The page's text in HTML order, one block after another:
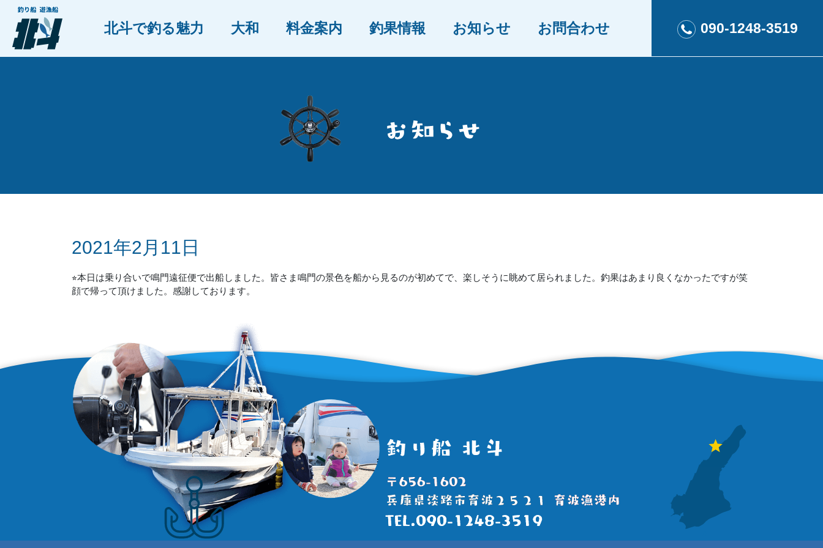
北斗で釣る魅力 大和 料金案内 釣果情報 お知らせ お問合わせ 090-1248-3519
2021年2月11日
⭐︎本日は乗り合いで鳴門遠征便で出船しました。皆さま鳴門の景色を船から見るのが初めてで、楽しそうに眺めて居られました。釣果はあまり良くなかったですが笑
顔で帰って頂けました。感謝しております。